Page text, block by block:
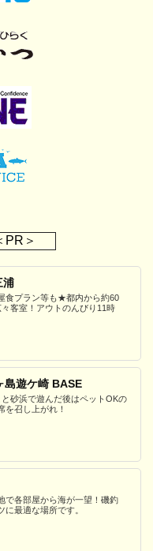
PR＞
浦
食プラン等も★都内から約60
客室！アウトのんびり11時
島遊ケ崎 BASE
砂浜で遊んだ後はペットOKの
を召し上がれ！
で各部屋から海が一望！磯釣
に最適な場所です。